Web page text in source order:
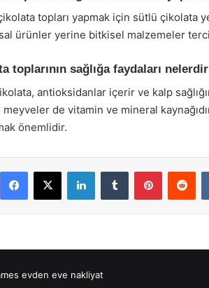
topları yapmak için sütlü çikolata
ürünler yerine bitkisel malzemeler
toplarının sağlığa faydaları
antioksidanlar içerir ve kalp
de vitamin ve mineral
önemlidir.
Facebook
X LinkedInTumblr Pinterest
evden eve nakliyat